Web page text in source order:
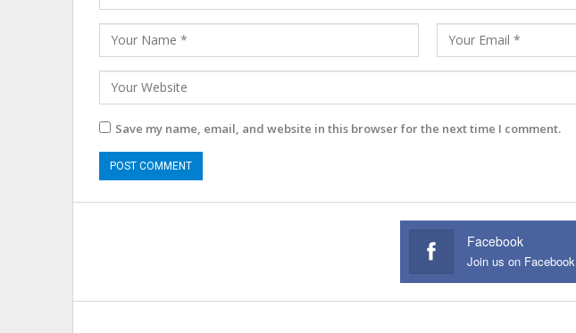
Save my name, email, and website in this browser for the next time I comment.
Facebook
Join us on Facebook